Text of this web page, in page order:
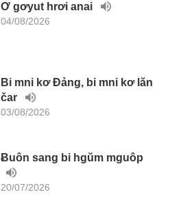
Ơ gơyut hrơi anai
04/08/2026
Bi mni kơ Đảng, bi mni kơ lăn
čar
03/08/2026
Ƀuôn sang bi hgŭm mguôp
20/07/2026